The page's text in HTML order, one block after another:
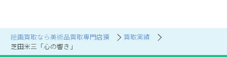
絵画買取なら美術品買取専門店獏
買取実績
芝田米三「心の響き」